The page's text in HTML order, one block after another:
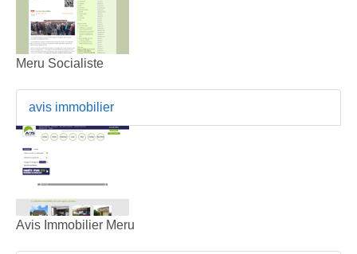
Meru Socialiste
avis immobilier
Avis Immobilier Meru